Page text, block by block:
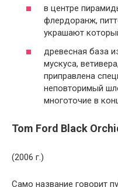
в центре
флердоранж,
украшают
древесная база
мускуса,
приправлена
неповторимый
многоточие в
Tom Ford Black
(2006 г.)
Само название говорит